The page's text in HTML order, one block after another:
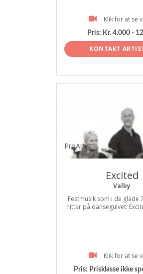
Klik for at se
Pris: Kr. 4.000 -
KONTAKT
ProArtist
Excited
Valby
Festmusik som i de glade
hitter på dansegulvet.
Klik for at se
Pris: Prisklasse ikke